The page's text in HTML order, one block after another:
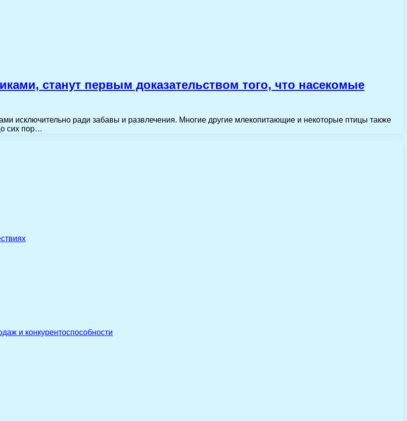
станут первым доказательством того, что насекомые
исключительно ради забавы и развлечения. Многие другие млекопитающие и некоторые птицы также
сих пор…
и конкурентоспособности